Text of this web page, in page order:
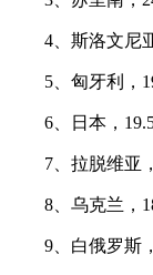
4、斯洛文尼
5、匈牙利，
6、日本，
7、拉脱维亚
8、乌克兰，
9、白俄罗斯